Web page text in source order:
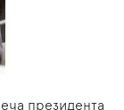
президента